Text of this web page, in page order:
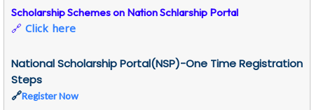
Scholarship Schemes on Nation Schlarship Portal
🔗 Click here
National Scholarship Portal(NSP)-One Time Registration
Steps
🔗Register Now